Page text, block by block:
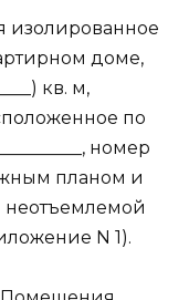
изолированное
доме,
кв. м,
по
номер
планом и
N 1).